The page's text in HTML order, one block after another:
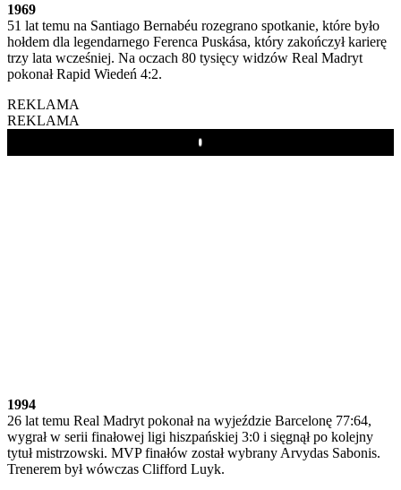
1969
51 lat temu na Santiago Bernabéu rozegrano spotkanie, które było
hołdem dla legendarnego Ferenca Puskása, który zakończył karierę
trzy lata wcześniej. Na oczach 80 tysięcy widzów Real Madryt
pokonał Rapid Wiedeń 4:2.
REKLAMA
REKLAMA
Play
1994
26 lat temu Real Madryt pokonał na wyjeździe Barcelonę 77:64,
wygrał w serii finałowej ligi hiszpańskiej 3:0 i sięgnął po kolejny
tytuł mistrzowski. MVP finałów został wybrany Arvydas Sabonis.
Trenerem był wówczas Clifford Luyk.